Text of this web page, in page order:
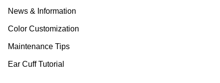
News & Information
Color Customization
Maintenance Tips
Ear Cuff Tutorial